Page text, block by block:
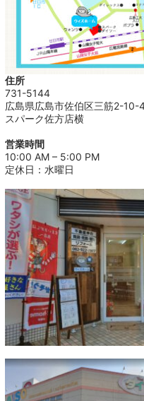
住所
731-5144
広島県広島市佐伯区三筋2-10-
スパーク佐方店横
営業時間
10:00 AM – 5:00 PM
定休日：水曜日